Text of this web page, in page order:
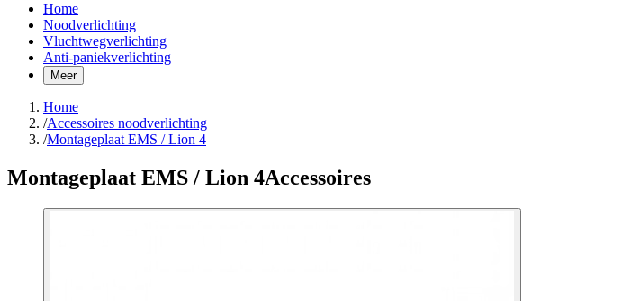
Home
Noodverlichting
Vluchtwegverlichting
Anti-paniekverlichting
Meer
Home
/Accessoires noodverlichting
/Montageplaat EMS / Lion 4
Montageplaat EMS / Lion 4Accessoires